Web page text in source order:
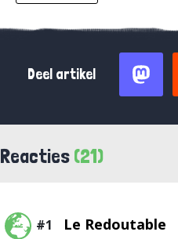
Deel artikel
Reacties (21)
#1 Le Redoutable